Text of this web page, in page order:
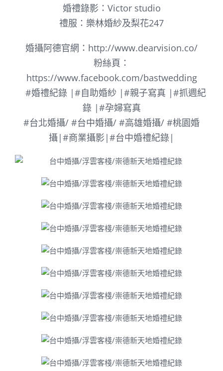
婚禮錄影：Victor studio
禮服：樂林婚紗及梨花247
婚攝阿德官網： http://www.dearvision.co/
粉絲頁：
https://www.facebook.com/bastwedding
#婚禮紀錄 |#自助婚紗 |#親子寫真 |#抓週紀
錄 |#孕婦寫真
#台北婚攝/ #台中婚攝/ #高雄婚攝/ #桃園婚
攝|#商業攝影|#台中婚禮紀錄|